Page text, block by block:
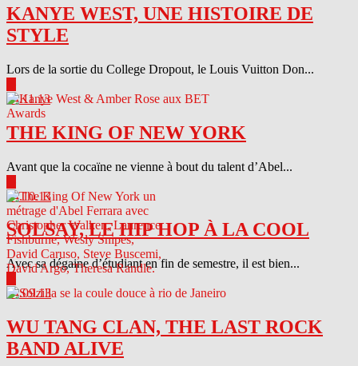
KANYE WEST, UNE HISTOIRE DE
STYLE
Lors de la sortie du College Dropout, le Louis Vuitton Don...
04.11.13
THE KING OF NEW YORK
Avant que la cocaïne ne vienne à bout du talent d’Abel...
04.10.13
SOLSAY, LE HIP HOP À LA COOL
Avec sa dégaine d’étudiant en fin de semestre, il est bien...
04.09.13
WU TANG CLAN, THE LAST ROCK
BAND ALIVE